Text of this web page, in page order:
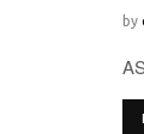
by